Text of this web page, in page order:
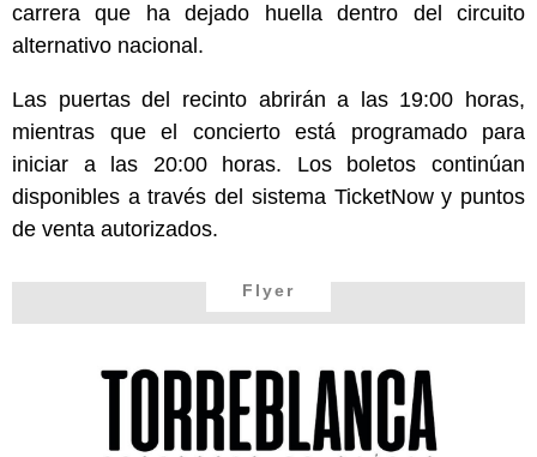
carrera que ha dejado huella dentro del circuito
alternativo nacional.
Las puertas del recinto abrirán a las 19:00 horas,
mientras que el concierto está programado para
iniciar a las 20:00 horas. Los boletos continúan
disponibles a través del sistema TicketNow y puntos
de venta autorizados.
Flyer